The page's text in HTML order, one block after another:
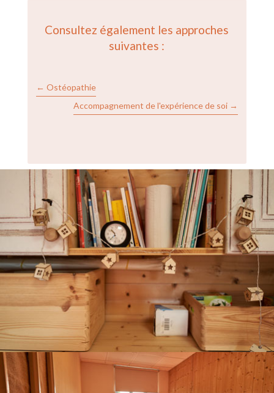
Consultez également les approches
suivantes :
←Ostéopathie
Accompagnement de l'expérience de soi→